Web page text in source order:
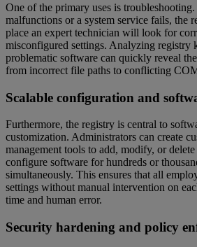
One of the primary uses is
malfunctions or a system service fails, the
place an expert technician will look for
misconfigured settings. Analyzing registry
problematic software can quickly reveal
from incorrect file paths to conflicting
Scalable configuration and
Furthermore, the registry is central to
customization. Administrators can create
management tools to add, modify, or
configure software for hundreds or
simultaneously. This ensures that all
settings without manual intervention on
time and human error.
Security hardening and policy